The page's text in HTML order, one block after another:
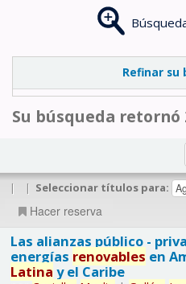
Refinar su
Su búsqueda retornó
| | Seleccionar títulos para:
Hacer reserva
Las alianzas público -
energías renovables en
Latina y el Caribe